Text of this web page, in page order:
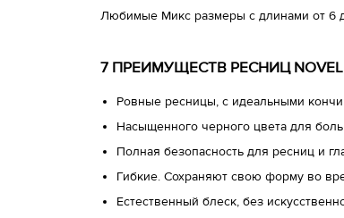
Любимые Микс размеры с длинами от 6 до
7 ПРЕИМУЩЕСТВ РЕСНИЦ
Ровные ресницы, с идеальными
Насыщенного черного цвета для
Полная безопасность для ресниц и
Гибкие. Сохраняют свою форму во
Естественный блеск, без